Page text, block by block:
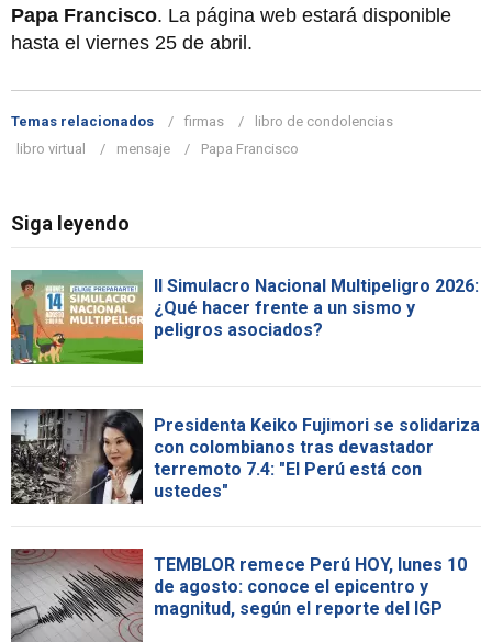
Papa Francisco. La página web estará disponible
hasta el viernes 25 de abril.
Temas relacionados firmas
libro de condolencias
libro virtual
mensaje Papa Francisco
Siga leyendo
II Simulacro Nacional Multipeligro 2026:
¿Qué hacer frente a un sismo y
peligros asociados?
Presidenta Keiko Fujimori se solidariza
con colombianos tras devastador
terremoto 7.4: "El Perú está con
ustedes"
TEMBLOR remece Perú HOY, lunes 10
de agosto: conoce el epicentro y
magnitud, según el reporte del IGP